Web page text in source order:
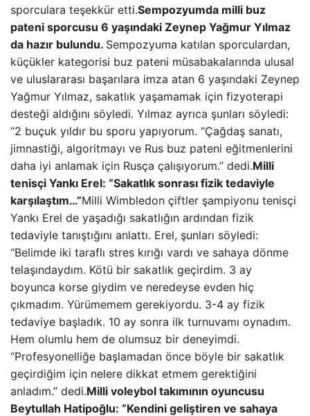
sporculara teşekkür etti.Sempozyumda milli buz
pateni sporcusu 6 yaşındaki Zeynep Yağmur Yılmaz
da hazır bulundu. Sempozyuma katılan sporculardan,
küçükler kategorisi buz pateni müsabakalarında ulusal
ve uluslararası başarılara imza atan 6 yaşındaki Zeynep
Yağmur Yılmaz, sakatlık yaşamamak için fizyoterapi
desteği aldığını söyledi. Yılmaz ayrıca şunları söyledi:
“2 buçuk yıldır bu sporu yapıyorum. “Çağdaş sanatı,
jimnastiği, algoritmayı ve Rus buz pateni eğitmenlerini
daha iyi anlamak için Rusça çalışıyorum.” dedi.Milli
tenisçi Yankı Erel: “Sakatlık sonrası fizik tedaviyle
karşılaştım…”Milli Wimbledon çiftler şampiyonu tenisçi
Yankı Erel de yaşadığı sakatlığın ardından fizik
tedaviyle tanıştığını anlattı. Erel, şunları söyledi:
“Belimde iki taraflı stres kırığı vardı ve sahaya dönme
telaşındaydım. Kötü bir sakatlık geçirdim. 3 ay
boyunca korse giydim ve neredeyse evden hiç
çıkmadım. Yürümemem gerekiyordu. 3-4 ay fizik
tedaviye başladık. 10 ay sonra ilk turnuvamı oynadım.
Hem olumlu hem de olumsuz bir deneyimdi.
“Profesyonelliğe başlamadan önce böyle bir sakatlık
geçirdiğim için nelere dikkat etmem gerektiğini
anladım.” dedi.Milli voleybol takımının oyuncusu
Beytullah Hatipoğlu: “Kendini geliştiren ve sahaya